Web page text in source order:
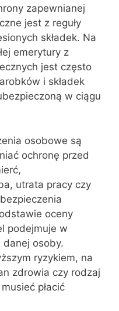
zapewnianej
jest z reguły
składek. Na
emerytury z
jest często
i składek
w ciągu
osobowe są
ochronę przed
utrata pracy czy
oceny
podejmuje w
danej osoby.
ryzykiem, na
zdrowia czy rodzaj
płacić